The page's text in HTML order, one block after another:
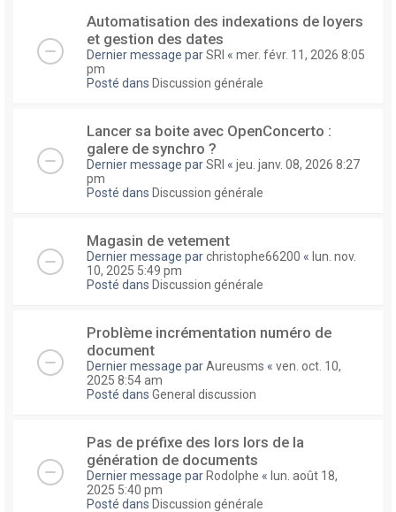
Automatisation des indexations de loyers
et gestion des dates
Dernier message parSRI « mer. févr. 11, 2026 8:05
pm
Posté dans Discussion générale
Lancer sa boite avec OpenConcerto :
galere de synchro ?
Dernier message parSRI « jeu. janv. 08, 2026 8:27
pm
Posté dans Discussion générale
Magasin de vetement
Dernier message parchristophe66200 « lun. nov.
10, 2025 5:49 pm
Posté dans Discussion générale
Problème incrémentation numéro de
document
Dernier message parAureusms « ven. oct. 10,
2025 8:54 am
Posté dans General discussion
Pas de préfixe des lors lors de la
génération de documents
Dernier message par Rodolphe « lun. août 18,
2025 5:40 pm
Posté dans Discussion générale